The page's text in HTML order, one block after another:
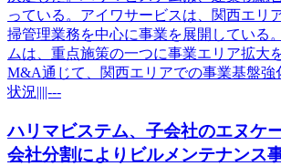
っている。アイワサービスは、関西エリ
掃管理業務を中心に事業を展開している
ムは、重点施策の一つに事業エリア拡大
M&A通じて、関西エリアでの事業基盤強
状況||||---
ハリマビステム、子会社のエヌケ
会社分割によりビルメンテナンス